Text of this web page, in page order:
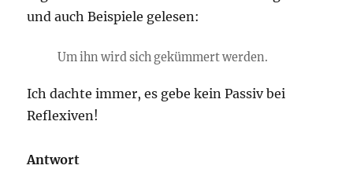
und auch Beispiele gelesen:
Um ihn wird sich gekümmert werden.
Ich dachte immer, es gebe kein Passiv bei
Reflexiven!
Antwort